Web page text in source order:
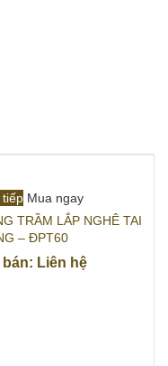
Mua ngay
TRẦM LẮP NGHÊ TAI
– ĐPT60
bán: Liên hệ